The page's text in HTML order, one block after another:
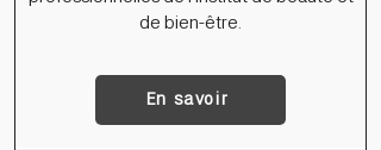
de bien-être.
En savoir